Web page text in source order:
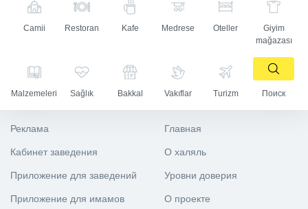
Camii Restoran Kafe Medrese Oteller
Giyim
mağazası
Malzemeleri Sağlık Bakkal Vakıflar Turizm Поиск
Главная
О халяль
Уровни доверия
Реклама
Кабинет заведения
Приложение для заведений
Приложение для имамов О проекте